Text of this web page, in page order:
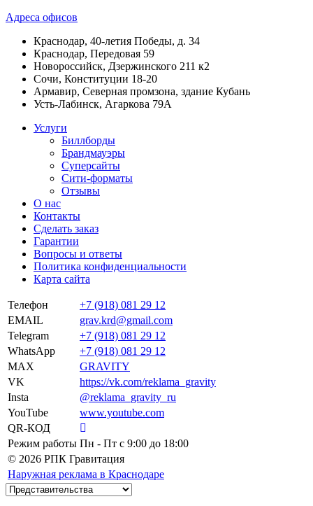
Адреса офисов
Краснодар, 40-летия Победы, д. 34
Краснодар, Передовая 59
Новороссийск, Дзержинского 211 к2
Сочи, Конституции 18-20
Армавир, Северная промзона, здание Кубань
Усть-Лабинск, Агаркова 79А
Услуги
Биллборды
Брандмауэры
Суперсайты
Сити-форматы
Отзывы
О нас
Контакты
Сделать заказ
Гарантии
Вопросы и ответы
Политика конфиденциальности
Карта сайта
Телефон
+7 (918) 081 29 12
EMAIL
grav.krd@gmail.com
Telegram
+7 (918) 081 29 12
WhatsApp
+7 (918) 081 29 12
MAX
GRAVITY
VK
https://vk.com/reklama_gravity
Insta
@reklama_gravity_ru
YouTube
www.youtube.com
QR-КОД
Режим работы Пн - Пт c 9:00 до 18:00
© 2026 РПК Гравитация
Наружная реклама в Краснодаре